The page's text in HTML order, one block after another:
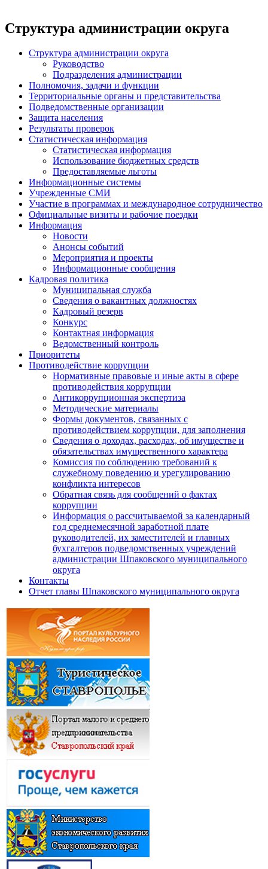
Структура администрации округа
Структура администрации округа
Руководство
Подразделения администрации
Полномочия, задачи и функции
Территориальные органы и представительства
Подведомственные организации
Защита населения
Результаты проверок
Статистическая информация
Статистическая информация
Использование бюджетных средств
Предоставляемые льготы
Информационные системы
Учрежденные СМИ
Участие в программах и международное сотрудничество
Официальные визиты и рабочие поездки
Информация
Новости
Анонсы событий
Мероприятия и проекты
Информационные сообщения
Кадровая политика
Муниципальная служба
Сведения о вакантных должностях
Кадровый резерв
Конкурс
Контактная информация
Ведомственный контроль
Приоритеты
Противодействие коррупции
Нормативные правовые и иные акты в сфере
противодействия коррупции
Антикоррупционная экспертиза
Методические материалы
Формы документов, связанных с
противодействием коррупции, для заполнения
Сведения о доходах, расходах, об имуществе и
обязательствах имущественного характера
Комиссия по соблюдению требований к
служебному поведению и урегулированию
конфликта интересов
Обратная связь для сообщений о фактах
коррупции
Информация о рассчитываемой за календарный
год среднемесячной заработной плате
руководителей, их заместителей и главных
бухгалтеров подведомственных учреждений
администрации Шпаковского муниципального
округа
Контакты
Отчет главы Шпаковского муниципального округа